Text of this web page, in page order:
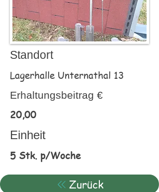
Standort
Lagerhalle Unternathal 13
Erhaltungsbeitrag €
20,00
Einheit
5 Stk. p/Woche
Zurück